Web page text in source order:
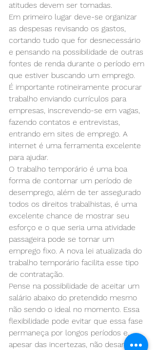
atitudes devem ser tomadas.
Em primeiro lugar deve-se organizar
as despesas revisando os gastos,
cortando tudo que for desnecessário
e pensando na possibilidade de outras
fontes de renda durante o período em
que estiver buscando um emprego.
É importante rotineiramente procurar
trabalho enviando currículos para
empresas, inscrevendo-se em vagas,
fazendo contatos e entrevistas,
entrando em sites de emprego. A
internet é uma ferramenta excelente
para ajudar.
O trabalho temporário é uma boa
forma de contornar um período de
desemprego, além de ter assegurado
todos os direitos trabalhistas, é uma
excelente chance de mostrar seu
esforço e o que seria uma atividade
passageira pode se tornar um
emprego fixo. A nova lei atualizada do
trabalho temporário facilita esse tipo
de contratação.
Pense na possibilidade de aceitar um
salário abaixo do pretendido mesmo
não sendo o ideal no momento. Essa
flexibilidade pode evitar que essa fase
permaneça por longos períodos e,
apesar das incertezas, não desanimar